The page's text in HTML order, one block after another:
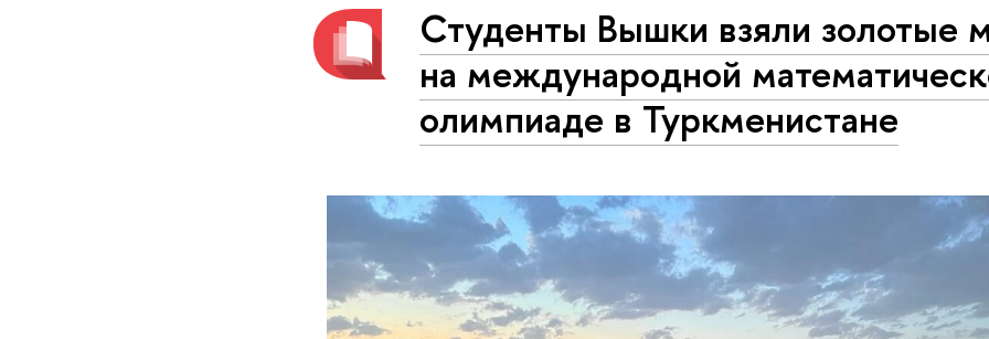
Студенты Вышки взяли золотые
на международной
олимпиаде в Туркменистане